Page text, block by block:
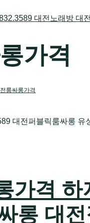
대전노래방 대
가격
룸싸롱가격
가격
롱 대